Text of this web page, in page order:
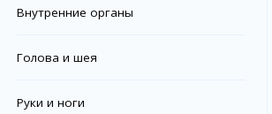
Внутренние органы
Голова и шея
Руки и ноги